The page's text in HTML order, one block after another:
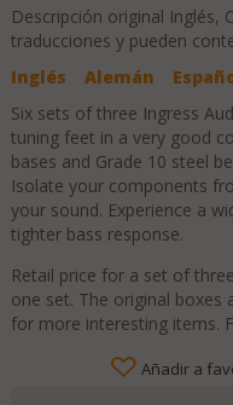
Descripción original Inglés,
traducciones y pueden
Inglés
Alemán
Six sets of three Ingress
tuning feet in a very good
bases and Grade 10 steel
Isolate your components
your sound. Experience a
tighter bass response.
Retail price for a set of
one set. The original boxes
for more interesting items.
Añadir a